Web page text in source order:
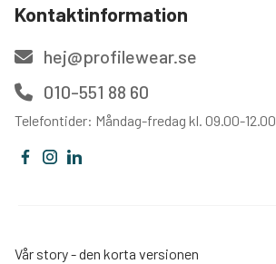
Kontaktinformation
hej@profilewear.se
010-551 88 60
Telefontider: Måndag-fredag kl. 09.00-12.00
Vår story - den korta versionen